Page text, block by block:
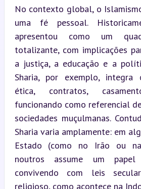
No contexto global, o
uma fé pessoal.
apresentou como um
totalizante, com implicações
a justiça, a educação e a
Sharia, por exemplo, integra
ética, contratos,
funcionando como referencial
sociedades muçulmanas.
Sharia varia amplamente: em
Estado (como no Irão ou
noutros assume um papel
convivendo com leis
religioso, como acontece na